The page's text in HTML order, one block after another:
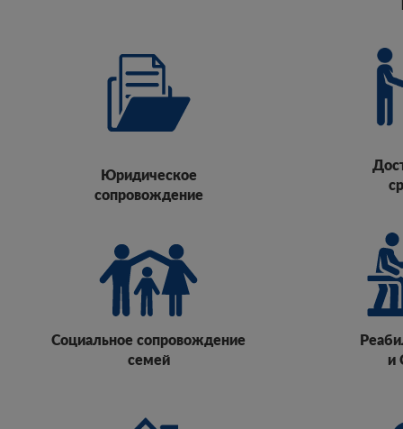
Юридическое
сопровождение
Социальное сопровождение
семей
и